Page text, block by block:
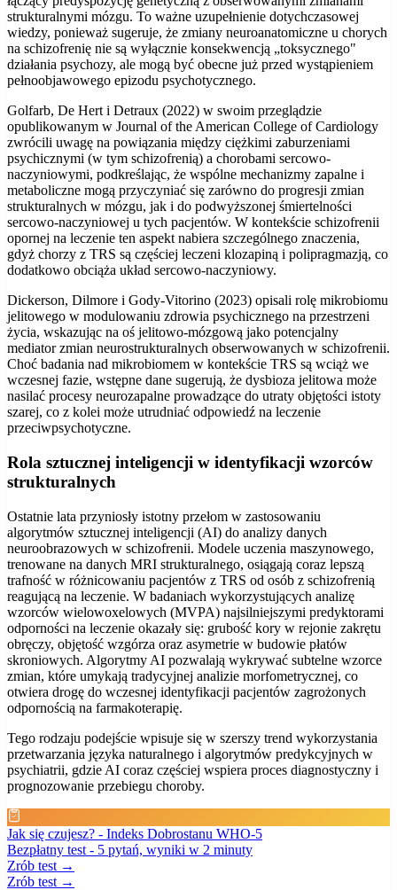
strukturalnymi mózgu. To ważne uzupełnienie dotychczasowej
wiedzy, ponieważ sugeruje, że zmiany neuroanatomiczne u chorych
na schizofrenię nie są wyłącznie konsekwencją „toksycznego"
działania psychozy, ale mogą być obecne już przed wystąpieniem
pełnoobjawowego epizodu psychotycznego.
Golfarb, De Hert i Detraux (2022) w swoim przeglądzie
opublikowanym w Journal of the American College of Cardiology
zwrócili uwagę na powiązania między ciężkimi zaburzeniami
psychicznymi (w tym schizofrenią) a chorobami sercowo-
naczyniowymi, podkreślając, że wspólne mechanizmy zapalne i
metaboliczne mogą przyczyniać się zarówno do progresji zmian
strukturalnych w mózgu, jak i do podwyższonej śmiertelności
sercowo-naczyniowej u tych pacjentów. W kontekście schizofrenii
opornej na leczenie ten aspekt nabiera szczególnego znaczenia,
gdyż chorzy z TRS są częściej leczeni klozapiną i polipragmazją, co
dodatkowo obciąża układ sercowo-naczyniowy.
Dickerson, Dilmore i Gody-Vitorino (2023) opisali rolę mikrobiomu
jelitowego w modulowaniu zdrowia psychicznego na przestrzeni
życia, wskazując na oś jelitowo-mózgową jako potencjalny
mediator zmian neurostrukturalnych obserwowanych w schizofrenii.
Choć badania nad mikrobiomem w kontekście TRS są wciąż we
wczesnej fazie, wstępne dane sugerują, że dysbioza jelitowa może
nasilać procesy neurozapalne prowadzące do utraty objętości istoty
szarej, co z kolei może utrudniać odpowiedź na leczenie
przeciwpsychotyczne.
Rola sztucznej inteligencji w identyfikacji wzorców
strukturalnych
Ostatnie lata przyniosły istotny przełom w zastosowaniu
algorytmów sztucznej inteligencji (AI) do analizy danych
neuroobrazowych w schizofrenii. Modele uczenia maszynowego,
trenowane na danych MRI strukturalnego, osiągają coraz lepszą
trafność w różnicowaniu pacjentów z TRS od osób z schizofrenią
reagującą na leczenie. W badaniach wykorzystujących analizę
wzorców wielowoxelowych (MVPA) najsilniejszymi predyktorami
odporności na leczenie okazały się: grubość kory w rejonie zakrętu
obręczy, objętość wzgórza oraz asymetrie w budowie płatów
skroniowych. Algorytmy AI pozwalają wykrywać subtelne wzorce
zmian, które umykają tradycyjnej analizie morfometrycznej, co
otwiera drogę do wczesnej identyfikacji pacjentów zagrożonych
odpornością na farmakoterapię.
Tego rodzaju podejście wpisuje się w szerszy trend wykorzystania
przetwarzania języka naturalnego i algorytmów predykcyjnych w
psychiatrii, gdzie AI coraz częściej wspiera proces diagnostyczny i
prognozowanie przebiegu choroby.
Jak się czujesz? - Indeks Dobrostanu WHO-5
Bezpłatny test - 5 pytań, wyniki w 2 minuty
Zrób test →
Zrób test →